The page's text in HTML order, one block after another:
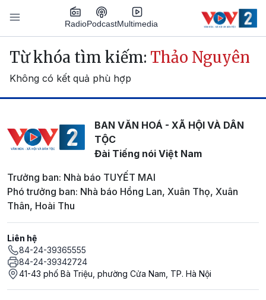
Nhảy đến nội dung
RadioPodcastMultimedia
Main navigation
Từ khóa tìm kiếm: Thảo Nguyên
Không có kết quả phù hợp
BAN VĂN HOÁ - XÃ HỘI VÀ DÂN
TỘC
Đài Tiếng nói Việt Nam
Trưởng ban: Nhà báo TUYẾT MAI
Phó trưởng ban: Nhà báo Hồng Lan, Xuân Thọ, Xuân
Thân, Hoài Thu
Liên hệ
84-24-39365555
84-24-39342724
41-43 phố Bà Triệu, phường Cửa Nam, TP. Hà Nội